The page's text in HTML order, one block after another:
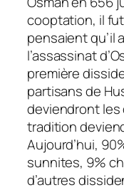
cooptation, il
pensaient qu’il
l’assassinat
première
partisans de
deviendront les
tradition
Aujourd’hui,
sunnites, 9%
d’autres